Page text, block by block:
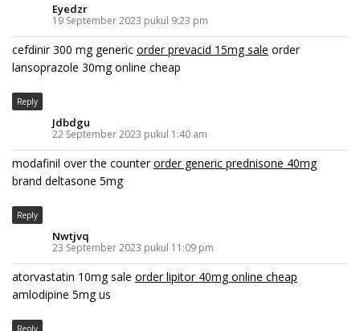
Eyedzr
19 September 2023 pukul 9:23 pm
cefdinir 300 mg generic order prevacid 15mg sale order
lansoprazole 30mg online cheap
Reply
Jdbdgu
22 September 2023 pukul 1:40 am
modafinil over the counterorder generic prednisone 40mg
brand deltasone 5mg
Reply
Nwtjvq
23 September 2023 pukul 11:09 pm
atorvastatin 10mg sale order lipitor 40mg online cheap
amlodipine 5mg us
Reply